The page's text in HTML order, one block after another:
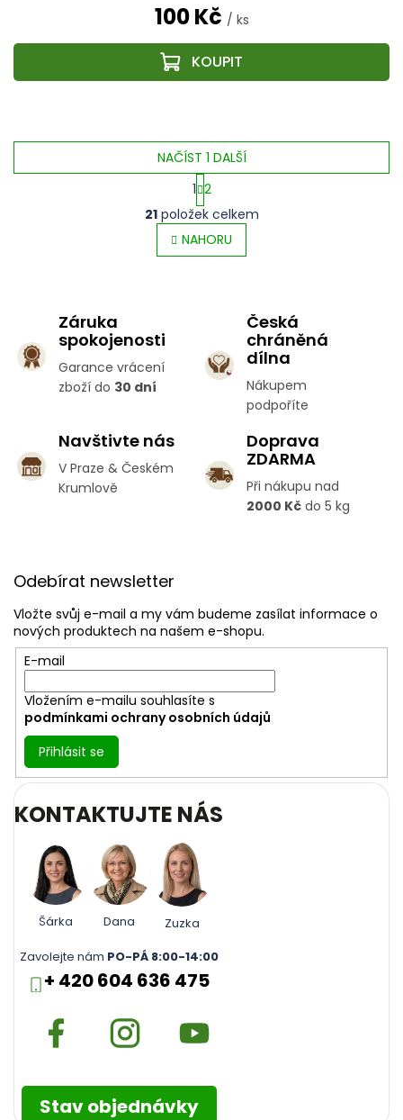
100 Kč / ks
O
v
l
á
r
v
p
NAČÍST 1 DALŠÍ
S
t
r
á
n
1 2
21položek celkem
NAHORU
Záruka
spokojenosti
Garance vrácení
zboží do 30 dní
Česká
chráněná
dílna
Nákupem
podpoříte
Navštivte nás
V Praze & Českém
Krumlově
Doprava
ZDARMA
Při nákupu nad
2000 Kč do 5 kg
Odebírat newsletter
Vložte svůj e-mail a my vám budeme zasílat informace o
nových produktech na našem e-shopu.
E-mail
Vložením e-mailu souhlasíte s
podmínkami ochrany osobních údajů
Přihlásit se
KONTAKTUJTE NÁS
Šárka Dana
Zuzka
Zavolejte nám PO-PÁ 8:00-14:00
+ 420 604 636 475
Stav objednávky